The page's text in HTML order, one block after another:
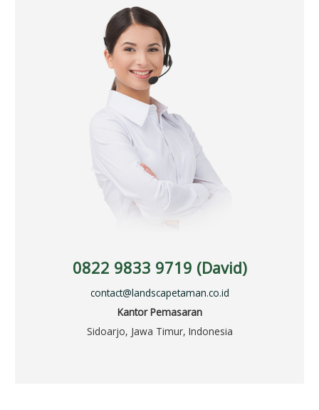
0822 9833 9719 (David)
contact@landscapetaman.co.id
Kantor Pemasaran
Sidoarjo, Jawa Timur, Indonesia